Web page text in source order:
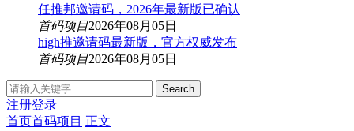
任推邦邀请码，2026年最新版已确认
首码项目2026年08月05日
high推邀请码最新版，官方权威发布
首码项目2026年08月05日
Search
注册登录
首页首码项目 正文